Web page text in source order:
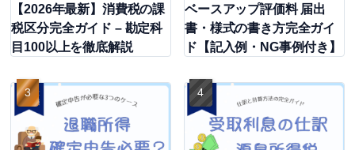
【2026年最新】消費税の課
税区分完全ガイド – 勘定科
目100以上を徹底解説
ベースアップ評価料 届出
書・様式の書き方完全ガイ
ド【記入例・NG事例付き】